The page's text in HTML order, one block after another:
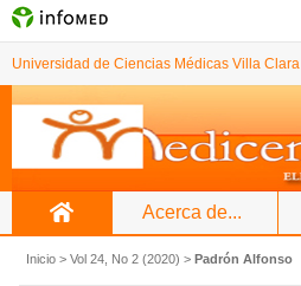
Universidad de Ciencias Médicas Villa Clara
Acerca de...
Inicio > Vol 24, No 2 (2020) > Padrón Alfonso